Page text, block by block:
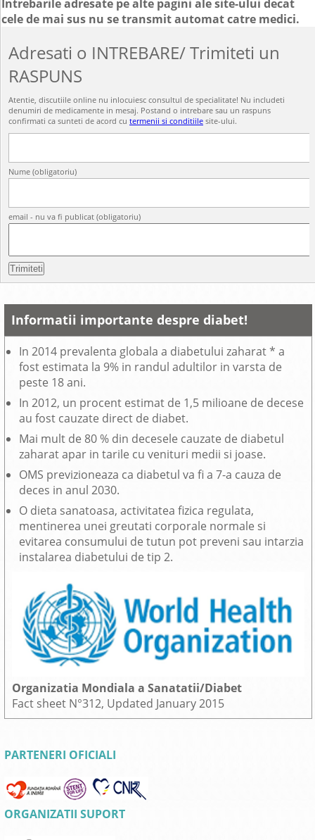
Intrebarile adresate pe alte pagini ale site-ului decat
cele de mai sus nu se transmit automat catre medici.
Adresati o INTREBARE/ Trimiteti un
RASPUNS
Atentie, discutiile online nu inlocuiesc consultul de specialitate! Nu includeti
denumiri de medicamente in mesaj. Postand o intrebare sau un raspuns
confirmati ca sunteti de acord cu termenii si conditiile site-ului.
Nume (obligatoriu)
email - nu va fi publicat (obligatoriu)
Informatii importante despre diabet!
In 2014 prevalenta globala a diabetului zaharat * a
fost estimata la 9% in randul adultilor in varsta de
peste 18 ani.
In 2012, un procent estimat de 1,5 milioane de decese
au fost cauzate direct de diabet.
Mai mult de 80 % din decesele cauzate de diabetul
zaharat apar in tarile cu venituri medii si joase.
OMS previzioneaza ca diabetul va fi a 7-a cauza de
deces in anul 2030.
O dieta sanatoasa, activitatea fizica regulata,
mentinerea unei greutati corporale normale si
evitarea consumului de tutun pot preveni sau intarzia
instalarea diabetului de tip 2.
Organizatia Mondiala a Sanatatii/Diabet
Fact sheet N°312, Updated January 2015
PARTENERI OFICIALI
ORGANIZATII SUPORT